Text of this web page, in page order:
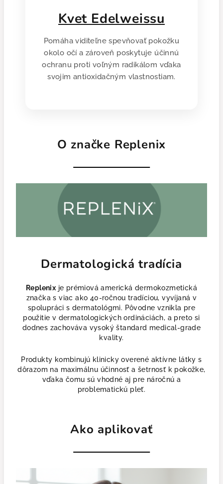
Kvet Edelweissu
Pomáha viditeľne spevňovať pokožku
okolo očí a zároveň poskytuje účinnú
ochranu proti voľným radikálom vďaka
svojim antioxidačným vlastnostiam.
O značke Replenix
Dermatologická tradícia
Replenix je prémiová americká dermokozmetická
značka s viac ako 40-ročnou tradíciou, vyvíjaná v
spolupráci s dermatológmi. Pôvodne vznikla pre
použitie v dermatologických ordináciách, a preto si
dodnes zachováva vysoký štandard medical-grade
kvality.
Produkty kombinujú klinicky overené aktívne látky s
dôrazom na maximálnu účinnosť a šetrnosť k pokožke,
vďaka čomu sú vhodné aj pre náročnú a
problematickú pleť.
Ako aplikovať